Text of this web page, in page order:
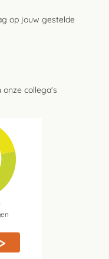
op jouw gestelde
collega's